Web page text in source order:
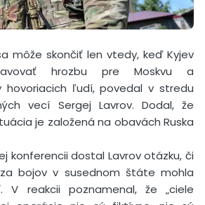
môže skončiť len vtedy, keď Kyjev
hrozbu pre Moskvu a
hovoriacich ľudí, povedal v stredu
vecí Sergej Lavrov. Dodal, že
je založená na obavách Ruska
konferencii dostal Lavrov otázku, či
bojov v susednom štáte mohla
V reakcii poznamenal, že „ciele